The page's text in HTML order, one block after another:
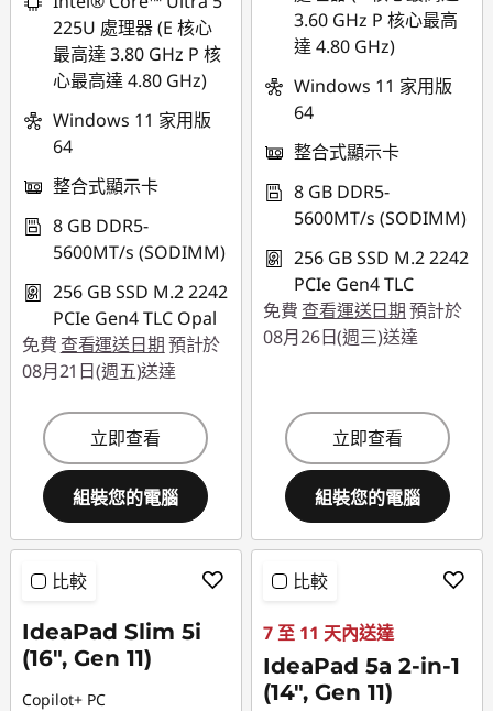
225U 處理器 (E 核心
最高達 3.80 GHz P 核
心最高達 4.80 GHz)
Windows 11 家用版
64
整合式顯示卡
8 GB DDR5-
5600MT/s (SODIMM)
256 GB SSD M.2 2242
PCIe Gen4 TLC Opal
免費 查看運送日期預計於
08月21日(週五)送達
立即查看
組裝您的電腦
3.60 GHz P 核心最高
達 4.80 GHz)
Windows 11 家用版
64
整合式顯示卡
8 GB DDR5-
5600MT/s (SODIMM)
256 GB SSD M.2 2242
PCIe Gen4 TLC
免費 查看運送日期預計於
08月26日(週三)送達
立即查看
組裝您的電腦
比較
IdeaPad Slim 5i
(16", Gen 11)
Copilot+ PC
比較
7 至 11 天內送達
IdeaPad 5a 2-in-1
(14", Gen 11)